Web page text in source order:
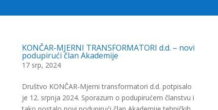
KONČAR-MJERNI TRANSFORMATORI d.d. – novi
podupirući član Akademije
17 srp, 2024
Društvo KONČAR-Mjerni transformatori d.d. potpisalo
je 12. srpnja 2024. Sporazum o podupirućem članstvu i